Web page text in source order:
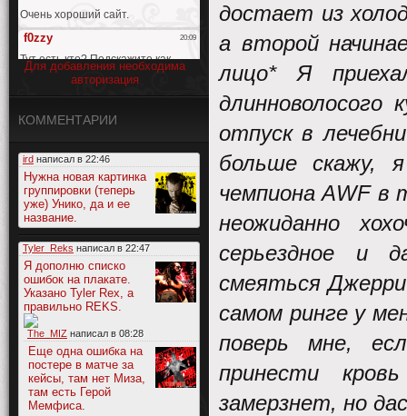
Для добавления необходима
авторизация
КОММЕНТАРИИ
ird написал в 22:46
Нужна новая картинка
группировки (теперь
уже) Унико, да и ее
название.
Tyler_Reks написал в 22:47
Я дополню списко
ошибок на плакате.
Указано Tyler Rex, а
правильно REKS.
The_MIZ написал в 08:28
Еще одна ошибка на
постере в матче за
кейсы, там нет Миза,
там есть Герой
Мемфиса.
достает из
а второй
лицо* Я
отпуск в
больше скажу,
чемпиона AWF в
неожиданно
серьездное и
смеяться
самом ринге у
поверь мне,
принести
замерзнет, но